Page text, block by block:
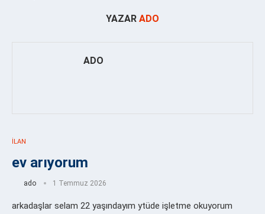
YAZAR ADO
ADO
İLAN
ev arıyorum
ado 1 Temmuz 2026
arkadaşlar selam 22 yaşındayım ytüde işletme okuyorum